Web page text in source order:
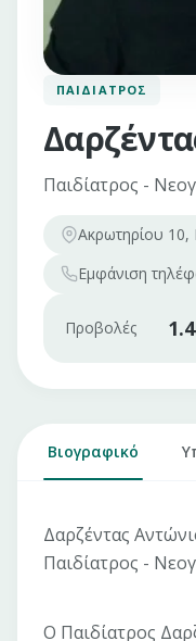
ΠΑΙΔΊΑΤΡΟΣ
Παιδίατρος -
Ακρωτηρίου 10,
Εμφάνιση
Προβολές
Βιογραφικό
Δαρζέντας
Παιδίατρος -
Ο Παιδίατρος